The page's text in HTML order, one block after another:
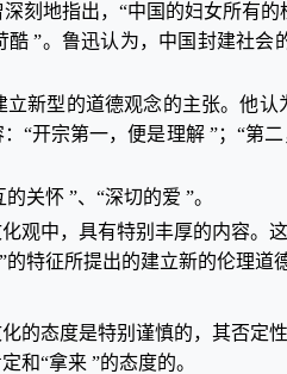
刻地指出，“中国的妇女所有
酷 ”。鲁迅认为，中国封建社
新型的道德观念的主张。他
“开宗第一，便是理解 ”；“第
关怀 ”、“深切的爱 ”。
观中，具有特别丰厚的内容
特征所提出的建立新的伦理道
的态度是特别谨慎的，其否定
和“拿来 ”的态度的。